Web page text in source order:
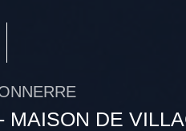
MAISON DE